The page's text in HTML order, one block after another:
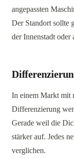
angepassten
Der Standort sollte
der Innenstadt oder
In einem Markt mit
Differenzierung
Gerade weil die
stärker auf. Jedes
verglichen.